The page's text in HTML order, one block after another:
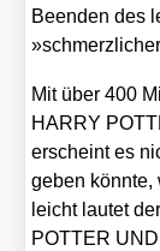
Been­den des
Mit über 400
HARRY
erscheint es
geben
leicht lau­tet
POTTER